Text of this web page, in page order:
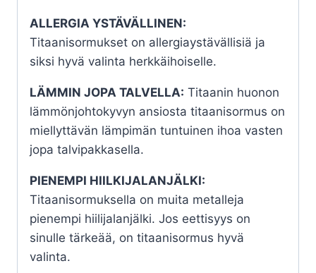
ALLERGIA YSTÄVÄLLINEN:
Titaanisormukset on allergiaystävällisiä ja
siksi hyvä valinta herkkäihoiselle.
LÄMMIN JOPA TALVELLA: Titaanin huonon
lämmönjohtokyvyn ansiosta titaanisormus on
miellyttävän lämpimän tuntuinen ihoa vasten
jopa talvipakkasella.
PIENEMPI HIILKIJALANJÄLKI:
Titaanisormuksella on muita metalleja
pienempi hiilijalanjälki. Jos eettisyys on
sinulle tärkeää, on titaanisormus hyvä
valinta.